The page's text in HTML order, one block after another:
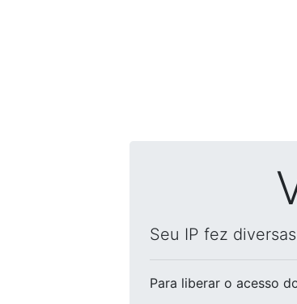
Seu IP fez
Para liberar o acesso